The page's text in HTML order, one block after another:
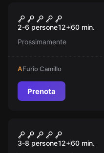
Nuovo
Sepolti Vivi
2-6 persone12+60 min.
Prossimamente
AFurio Camillo
Prenota
Nuovo
Jurassic Park
3-8 persone12+60 min.